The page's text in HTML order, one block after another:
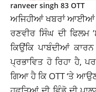
ranveer singh 83 OTT
ਅਜਿਹੀਆਂ ਖਬਰਾਂ ਆਈਆਂ
ਰਣਵੀਰ ਸਿੰਘ ਦੀ ਫਿਲਮ
ਕਿਉਂਕਿ ਪਾਬੰਦੀਆਂ ਕਾਰਨ
ਪ੍ਰਭਾਵਿਤ ਹੋ ਰਿਹਾ ਹੈ,
ਗਿਆ ਹੈ ਕਿ OTT ‘ਤੇ ਆਉਣ